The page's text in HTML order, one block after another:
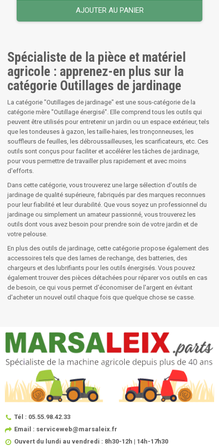
AJOUTER AU PANIER
Spécialiste de la pièce et matériel
agricole : apprenez-en plus sur la
catégorie Outillages de jardinage
La catégorie "Outillages de jardinage" est une sous-catégorie de la
catégorie mère "Outillage énergisé". Elle comprend tous les outils qui
peuvent être utilisés pour entretenir un jardin ou un espace extérieur, tels
que les tondeuses à gazon, les taille-haies, les tronçonneuses, les
souffleurs de feuilles, les débroussailleuses, les scarificateurs, etc. Ces
outils sont conçus pour faciliter et accélérer les tâches de jardinage,
pour vous permettre de travailler plus rapidement et avec moins
d'efforts.
Dans cette catégorie, vous trouverez une large sélection d'outils de
jardinage de qualité supérieure, fabriqués par des marques reconnues
pour leur fiabilité et leur durabilité. Que vous soyez un professionnel du
jardinage ou simplement un amateur passionné, vous trouverez les
outils dont vous avez besoin pour prendre soin de votre jardin et de
votre pelouse.
En plus des outils de jardinage, cette catégorie propose également des
accessoires tels que des lames de rechange, des batteries, des
chargeurs et des lubrifiants pour les outils énergisés. Vous pouvez
également trouver des pièces détachées pour réparer vos outils en cas
de besoin, ce qui vous permet d'économiser de l'argent en évitant
d'acheter un nouvel outil chaque fois que quelque chose se casse.
Tél : 05.55.98.42.33
Email : serviceweb@marsaleix.fr
Ouvert du lundi au vendredi : 8h30-12h | 14h-17h30